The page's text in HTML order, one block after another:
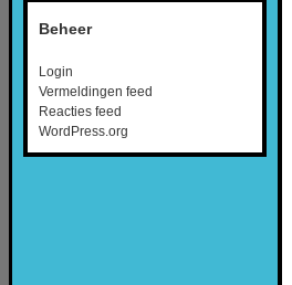
Beheer
Login
Vermeldingen feed
Reacties feed
WordPress.org